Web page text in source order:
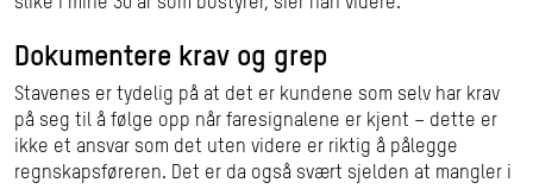
Dokumentere krav og grep
Stavenes er tydelig på at det er kundene som selv har krav
på seg til å følge opp når faresignalene er kjent – dette er
ikke et ansvar som det uten videre er riktig å pålegge
regnskapsføreren. Det er da også svært sjelden at mangler i